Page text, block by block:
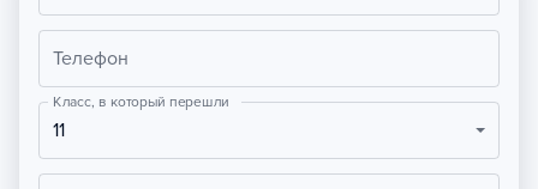
Телефон
Класс, в который перешли
11